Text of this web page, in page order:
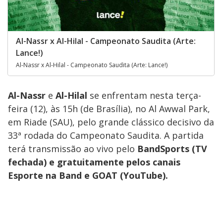
Al-Nassr x Al-Hilal - Campeonato Saudita (Arte:
Lance!)
Al-Nassr x Al-Hilal - Campeonato Saudita (Arte: Lance!)
Al-Nassr e Al-Hilal se enfrentam nesta terça-
feira (12), às 15h (de Brasília), no Al Awwal Park,
em Riade (SAU), pelo grande clássico decisivo da
33ª rodada do Campeonato Saudita. A partida
terá transmissão ao vivo pelo BandSports (TV
fechada) e gratuitamente pelos canais
Esporte na Band e GOAT (YouTube).